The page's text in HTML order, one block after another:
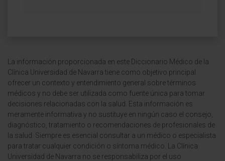
La información proporcionada en este Diccionario Médico de la
Clínica Universidad de Navarra tiene como objetivo principal
ofrecer un contexto y entendimiento general sobre términos
médicos y no debe ser utilizada como fuente única para tomar
decisiones relacionadas con la salud. Esta información es
meramente informativa y no sustituye en ningún caso el consejo,
diagnóstico, tratamiento o recomendaciones de profesionales de
la salud. Siempre es esencial consultar a un médico o especialista
para tratar cualquier condición o síntoma médico. La Clínica
Universidad de Navarra no se responsabiliza por el uso